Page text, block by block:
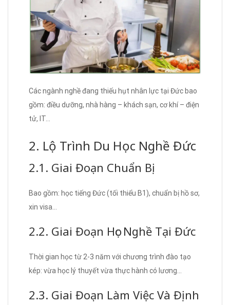
Các ngành nghề đang thiếu hụt nhân lực tại Đức bao
gồm: điều dưỡng, nhà hàng – khách sạn, cơ khí – điện
tử, IT…
2. Lộ Trình Du Học Nghề Đức
2.1. Giai Đoạn Chuẩn Bị
Bao gồm: học tiếng Đức (tối thiểu B1), chuẩn bị hồ sơ,
xin visa…
2.2. Giai Đoạn Học Nghề Tại Đức
Thời gian học từ 2-3 năm với chương trình đào tạo
kép: vừa học lý thuyết vừa thực hành có lương…
2.3. Giai Đoạn Làm Việc Và Định